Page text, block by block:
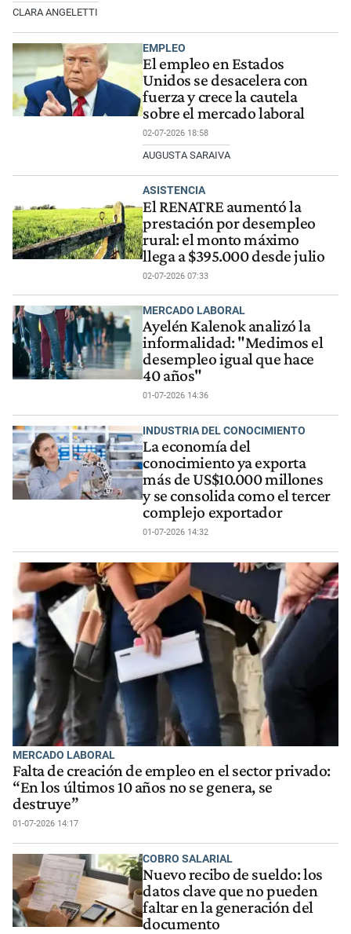
CLARA ANGELETTI
EMPLEO
El empleo en Estados
Unidos se desacelera con
fuerza y crece la cautela
sobre el mercado laboral
02-07-2026 18:58
AUGUSTA SARAIVA
ASISTENCIA
El RENATRE aumentó la
prestación por desempleo
rural: el monto máximo
llega a $395.000 desde julio
02-07-2026 07:33
MERCADO LABORAL
Ayelén Kalenok analizó la
informalidad: "Medimos el
desempleo igual que hace
40 años"
01-07-2026 14:36
INDUSTRIA DEL CONOCIMIENTO
La economía del
conocimiento ya exporta
más de US$10.000 millones
y se consolida como el tercer
complejo exportador
01-07-2026 14:32
MERCADO LABORAL
Falta de creación de empleo en el sector privado:
“En los últimos 10 años no se genera, se
destruye”
01-07-2026 14:17
COBRO SALARIAL
Nuevo recibo de sueldo: los
datos clave que no pueden
faltar en la generación del
documento